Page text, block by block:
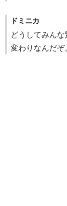
ドミニカ
どうしてみん
変わりなんだぞ